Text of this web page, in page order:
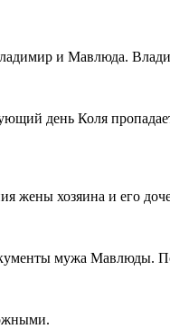
и Мавлюда.
день Коля
жены хозяина и его
мужа Мавлюды.